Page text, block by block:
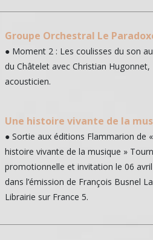
Groupe Orchestral Le
● Moment 2 : Les coulisses du son
du Châtelet avec Christian Hugonnet,
acousticien.
Une histoire vivante de la
● Sortie aux éditions Flammarion de
histoire vivante de la musique »
promotionnelle et invitation le 06
dans l’émission de François Busnel
Librairie sur France 5.